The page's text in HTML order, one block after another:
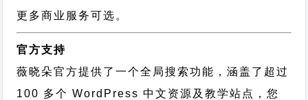
更多商业服务可选。
官方支持
薇晓朵官方提供了一个全局搜索功能，涵盖了超过
100 多个 WordPress 中文资源及教学站点，您